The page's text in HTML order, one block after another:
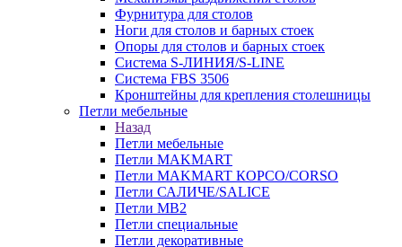
Фурнитура для столов
Ноги для столов и барных стоек
Опоры для столов и барных стоек
Система S-ЛИНИЯ/S-LINE
Система FBS 3506
Кронштейны для крепления столешницы
Петли мебельные
Назад
Петли мебельные
Петли MAKMART
Петли MAKMART КОРСО/CORSO
Петли САЛИЧЕ/SALICE
Петли MB2
Петли специальные
Петли декоративные